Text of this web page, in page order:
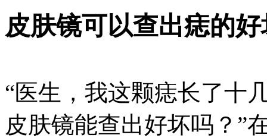
皮肤镜可以查出痣的
“医生，我这颗痣长了十
皮肤镜能查出好坏吗？”